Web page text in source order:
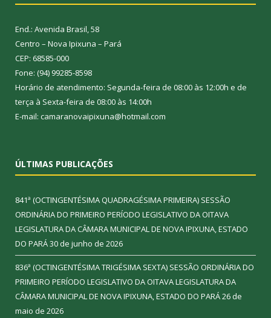
End.: Avenida Brasil, 58
Centro – Nova Ipixuna – Pará
CEP: 68585-000
Fone: (94) 99285-8598
Horário de atendimento: Segunda-feira de 08:00 às 12:00h e de
terça à Sexta-feira de 08:00 às 14:00h
E-mail: camaranovaipixuna@hotmail.com
ÚLTIMAS PUBLICAÇÕES
841ª (OCTINGENTÉSIMA QUADRAGÉSIMA PRIMEIRA) SESSÃO
ORDINÁRIA DO PRIMEIRO PERÍODO LEGISLATIVO DA OITAVA
LEGISLATURA DA CÂMARA MUNICIPAL DE NOVA IPIXUNA, ESTADO
DO PARÁ30 de junho de 2026
836ª (OCTINGENTÉSIMA TRIGÉSIMA SEXTA) SESSÃO ORDINÁRIA DO
PRIMEIRO PERÍODO LEGISLATIVO DA OITAVA LEGISLATURA DA
CÂMARA MUNICIPAL DE NOVA IPIXUNA, ESTADO DO PARÁ26 de
maio de 2026